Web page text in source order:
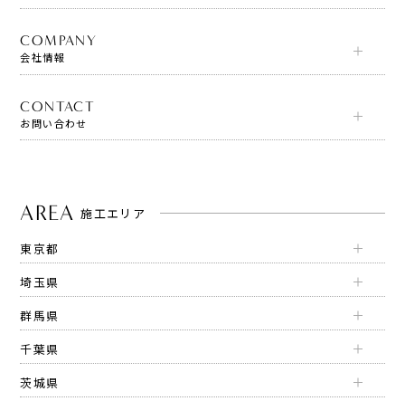
COMPANY
会社情報
CONTACT
お問い合わせ
AREA 施工エリア
東京都
埼玉県
群馬県
千葉県
茨城県